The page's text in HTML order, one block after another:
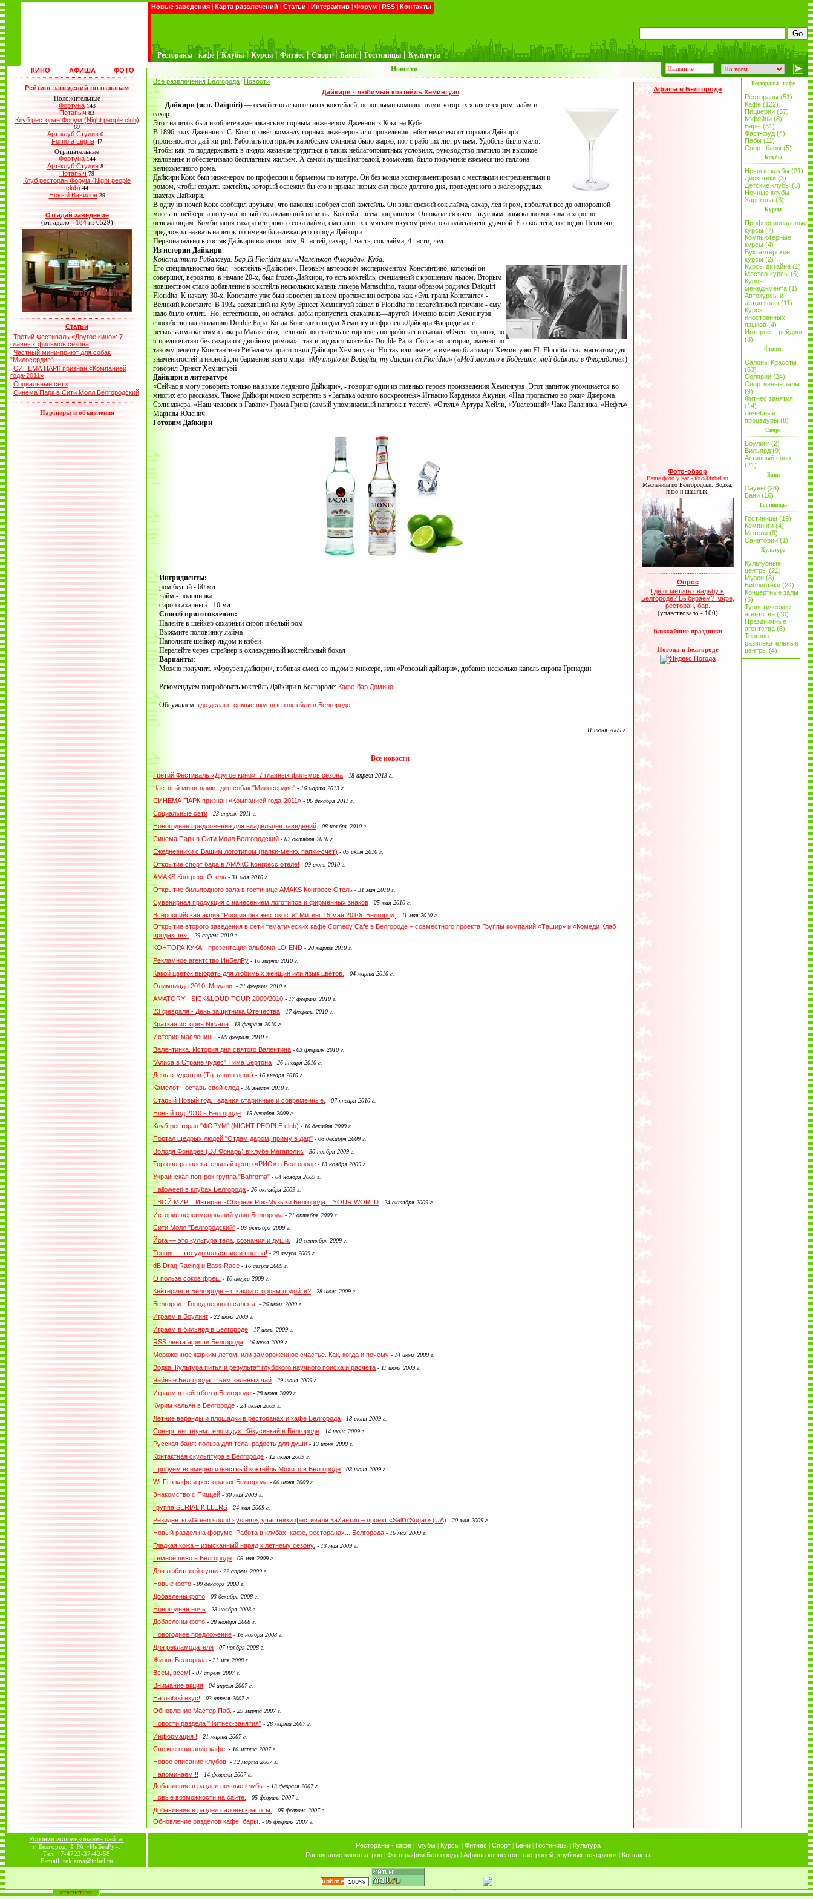
Новые заведения | Карта развлечений | Статьи | Интерактив | Форум | RSS | Контакты
Рестораны - кафе | Клубы | Курсы | Фитнес | Спорт | Бани | Гостиницы | Культура
КИНО АФИША ФОТО Новости
Рейтинг заведений по отзывам
Положительные
Фортуна 143
Потапыч 83
Клуб ресторан Форум (Night people club)
69
Арт-клуб Студия 61
Forno a Legna 47
Отрицательные
Фортуна 144
Арт-клуб Студия 81
Потапыч 79
Клуб ресторан Форум (Night people
club) 44
Новый Вавилон 39
Отгадай заведение
(отгадало - 184 из 6529)
Статьи
Третий Фестиваль «Другое кино»: 7
главных фильмов сезона
Частный мини-приют для собак
"Милосердие"
СИНЕМА ПАРК признан «Компанией
года-2011»
Социальные сети
Синема Парк в Сити Молл Белгородский
Партнеры и объявления
Все развлечения Белгорода / Новости
Дайкири - любимый коктейль Хемингуэя
Дайкири (исп. Daiquiri) — семейство алкогольных коктейлей, основными компонентами которых являются ром, лайм и
сахар.
Этот напиток был изобретен американским горным инженером Дженнингз Кокс на Кубе.
В 1896 году Дженнингс С. Кокс привел команду горных инженеров для проведения работ недалеко от городка Дайкири
(произносится дай-ки-ри). Работать под ярким карибским солнцем было жарко, пот с рабочих лил ручьем. Удобств было мало.
Чтобы как-то поддерживать в людях желание трудиться в таких неблагоприятных условиях, руководство платило им высокое
жалованье и обеспечивало бесплатным жильем. А самой лучшей наградой, возможно, было получение ежемесячно галлона
великолепного рома.
Дайкири Кокс был инженером по профессии и барменом по натуре. Он без конца экспериментировал с местными ингредиентами и
ромом, чтобы создать коктейль, который освежил бы его и придал новых сил после долгого дня, проведенного в железорудных
шахтах Дайкири.
В одну из ночей Кокс сообщил друзьям, что наконец изобрел свой коктейль. Он взял свежий сок лайма, сахар, лед и ром, взболтал все до однородной
массы в шейкере и получил новый охлаждающий напиток. Коктейль всем понравился. Он оказался очень вкусным, изысканно мягким и хорошо
освежающим. Комбинация сахара и терпкого сока лайма, смешанных с мягким вкусом рома, оказалась очень удачной. Его коллега, господин Пеглючи,
предложил назвать напиток по имени близлежащего города Дайкири.
Первоначально в состав Дайкири входили: ром, 9 частей; сахар, 1 часть; сок лайма, 4 части; лёд.
Из истории Дайкири
Константино Рибалагуа. Бар El Floridita или «Маленькая Флорида». Куба.
Его специальностью был - коктейль «Дайкири». Первым авторским экспериментом Константино, который он
совершил, вероятно, в начале 20-х, был frozen-Дайкири, то есть коктейль, смешанный с крошеным льдом. Вторым
новшеством стало добавление в коктейль нескольких капель ликера Maraschino, таким образом родился Daiquiri
Floridita. К началу 30-х, Константе уже был известен на всем протяжении острова как «Эль гранд Константе» -
Великий Константе. В 1932 заехавший на Кубу Эрнест Хемингуэй зашел в Floridita пo незатейливой причине - ему
надо было отлить. Но, естественно, он остался, дабы пропустить стаканчик—другой. Именно визит Хемингуэя
способствовал созданию Double Papa. Когда Константо подал Хемингуэю фрозен «Дайкири Флоридита» с
несколькими каплями ликера Maraschino, великий посетитель не торопясь попробовал и сказал: «Очень хорошо, но
я предпочитаю без сахара и с двойным ромом» - так и родился коктейль Double Papa. Согласно истории, именно по
такому рецепту Константино Рибалагуа приготовил Дайкири Хемингуэю. Но так или иначе, а именно благодаря Хемингуэю EL Floridita стал магнитом для
знаменитостей и иконой для барменов всего мира. «My mojito en Bodegita, my daiquiri en Floridita» («Мой мохито в Бодегите, мой дайкири в Флоридите»)
говорил Эрнест Хемингуэй
Дайкири в литературе
«Сейчас я могу говорить только на языке ледяного Дайкири», - говорит один из главных героев произведения Хемингуэя. Этот напиток упоминается во
многих его рассказах. Также Дайкири можно встретить в «Загадка одного воскресенья» Игнасио Карденаса Акуньи, «Над пропастью во ржи» Джерома
Сэлинджера, «Наш человек в Гаване» Грэма Грина (самый упоминаемый напиток в тексте), «Отель» Артура Хейли, «Уцелевший» Чака Паланика, «Нефть»
Марины Юденич
Готовим Дайкири
Ингридиенты:
ром белый - 60 мл
лайм - половинка
сироп сахарный - 10 мл
Способ приготовления:
Налейте в шейкер сахарный сироп и белый ром
Выжмите половинку лайма
Наполните шейкер льдом и взбей
Перелейте через стрейнер в охлажденный коктейльный бокал
Варианты:
Можно получить «Фроузен дайкири», взбивая смесь со льдом в миксере, или «Розовый дайкири», добавив несколько капель сиропа Гренадин.
Рекомендуем попробовать коктейль Дайкири в Белгороде: Кафе-бар Домино
Обсуждаем: где делают самые вкусные коктейли в Белгороде
11 июня 2009 г.
Все новости
Третий Фестиваль «Другое кино»: 7 главных фильмов сезона - 18 апреля 2013 г.
Частный мини-приют для собак "Милосердие" - 16 марта 2013 г.
СИНЕМА ПАРК признан «Компанией года-2011» - 06 декабря 2011 г.
Социальные сети - 23 апреля 2011 г.
Новогоднее предложение для владельцев заведений - 08 ноября 2010 г.
Синема Парк в Сити Молл Белгородский - 02 октября 2010 г.
Ежедневники с Вашим логотипом (папки-меню, папки-счет) - 05 июля 2010 г.
Открытие спорт бара в АМАКС Конгресс отеле! - 09 июня 2010 г.
AMAKS Конгресс Отель - 31 мая 2010 г.
Открытие бильярдного зала в гостинице AMAKS Конгресс Отель - 31 мая 2010 г.
Сувенирная продукция с нанесением логотипов и фирменных знаков - 25 мая 2010 г.
Всероссийская акция "Россия без жестокости" Митинг 15 мая 2010г. Белгород. - 11 мая 2010 г.
Открытие второго заведения в сети тематических кафе Comedy Cafe в Белгороде – совместного проекта Группы компаний «Ташир» и «Комеди Клаб
продакшн». - 29 апреля 2010 г.
КОНТОРА КУКА - презентация альбома LO-END - 20 марта 2010 г.
Рекламное агентство ИнБелРу - 10 марта 2010 г.
Какой цветок выбрать для любимых женщин или язык цветов. - 04 марта 2010 г.
Олимпиада 2010. Медали. - 21 февраля 2010 г.
AMATORY - SICK&LOUD TOUR 2009/2010 - 17 февраля 2010 г.
23 февраля - День защитника Отечества - 17 февраля 2010 г.
Краткая история Nirvana - 13 февраля 2010 г.
История масленицы - 09 февраля 2010 г.
Валентинка. История дня святого Валентина - 03 февраля 2010 г.
"Алиса в Стране чудес" Тима Бёртона - 26 января 2010 г.
День студентов (Татьянин день) - 16 января 2010 г.
Камелот - оставь свой след - 16 января 2010 г.
Старый Новый год. Гадания старинные и современные. - 07 января 2010 г.
Новый год 2010 в Белгороде - 15 декабря 2009 г.
Клуб-ресторан "ФОРУМ" (NIGHT PEOPLE club) - 10 декабря 2009 г.
Портал щедрых людей "Отдам даром, приму в дар" - 06 декабря 2009 г.
Володя Фонарев (DJ Фонарь) в клубе Мегаполис - 30 ноября 2009 г.
Торгово-развлекательный центр «РИО» в Белгороде - 13 ноября 2009 г.
Украинская поп-рок группа "Bahroma" - 04 ноября 2009 г.
Halloween в клубах Белгорода - 26 октября 2009 г.
ТВОЙ МИР :: Интернет-Сборник Рок-Музыки Белгорода :: YOUR WORLD - 24 октября 2009 г.
История переименований улиц Белгорода - 21 октября 2009 г.
Сити Молл "Белгородский" - 03 октября 2009 г.
Йога — это культура тела, сознания и души. - 10 сентября 2009 г.
Теннис – это удовольствие и польза! - 28 авгуса 2009 г.
dB Drag Racing и Bass Race - 16 авгуса 2009 г.
О пользе соков фреш - 10 авгуса 2009 г.
Кейтеринг в Белгороде – с какой стороны подойти? - 28 июля 2009 г.
Белгород - Город первого салюта! - 26 июля 2009 г.
Играем в Боулинг - 22 июля 2009 г.
Играем в бильярд в Белгороде - 17 июля 2009 г.
RSS лента афиши Белгорода - 16 июля 2009 г.
Мороженное жарким летом, или замороженное счастье. Как, когда и почему - 14 июля 2009 г.
Водка. Культура питья и результат глубокого научного поиска и расчета - 11 июля 2009 г.
Чайные Белгорода. Пьем зеленый чай - 29 июня 2009 г.
Играем в пейнтбол в Белгороде - 28 июня 2009 г.
Курим кальян в Белгороде - 24 июня 2009 г.
Летние веранды и площадки в ресторанах и кафе Белгорода - 18 июня 2009 г.
Совершенствуем тело и дух. Кёкусинкай в Белгороде - 14 июня 2009 г.
Русская баня: польза для тела, радость для души - 13 июня 2009 г.
Контактная скульптура в Белгороде - 12 июня 2009 г.
Пробуем всемирно известный коктейль Мохито в Белгороде - 08 июня 2009 г.
Wi-Fi в кафе и ресторанах Белгорода - 06 июня 2009 г.
Знакомство с Пиццей - 30 мая 2009 г.
Группа SERIAL KILLERS - 24 мая 2009 г.
Резиденты «Green sound system», участники фестиваля КаZантип – проект «Salt'n'Sugar» (UA) - 20 мая 2009 г.
Новый раздел на форуме. Работа в клубах, кафе, ресторанах... Белгорода - 16 мая 2009 г.
Гладкая кожа – изысканный наряд к летнему сезону. - 13 мая 2009 г.
Темное пиво в Белгороде - 06 мая 2009 г.
Для любителей суши - 22 апреля 2009 г.
Новые фото - 09 декабря 2008 г.
Добавлены фото - 03 декабря 2008 г.
Новогодняя ночь - 28 ноября 2008 г.
Добавлены фото - 28 ноября 2008 г.
Новогоднее предложение - 16 ноября 2008 г.
Для рекламодателя - 07 ноября 2008 г.
Жизнь Белгорода - 21 мая 2008 г.
Всем, всем! - 07 апреля 2007 г.
Внимание акция - 04 апреля 2007 г.
На любой вкус! - 03 апреля 2007 г.
Обновление Мастер Паб. - 29 марта 2007 г.
Новости раздела "Фитнес-занятия" - 28 марта 2007 г.
Информация ! - 21 марта 2007 г.
Свежее описание кафе. - 16 марта 2007 г.
Новое описание клубов. - 12 марта 2007 г.
Напоминаем!!! - 14 февраля 2007 г.
Добавление в раздел ночные клубы. - 13 февраля 2007 г.
Новые возможности на сайте. - 05 февраля 2007 г.
Добавление в раздел салоны красоты. - 05 февраля 2007 г.
Обновление разделов кафе, бары. - 05 февраля 2007 г.
Афиша в Белгороде
Фото-обзор
Ваше фото у нас - foto@inbel.ru
Масленица по Белгородски. Водка,
пиво и шашлык.
Опрос
Где отметить свадьбу в
Белгороде? Выбираем? Кафе,
ресторан, бар.
(учавствовало - 100)
Ближайшие праздники
Погода в Белгороде
Рестораны - кафе
Рестораны (51)
Кафе (122)
Пиццерии (37)
Кофейни (8)
Бары (51)
Фаст-фуд (4)
Пабы (11)
Спорт-бары (5)
Клубы
Ночные клубы (21)
Дискотеки (3)
Детские клубы (3)
Ночные клубы
Харькова (3)
Курсы
Профессиональные
курсы (7)
Компьютерные
курсы (4)
Бухгалтерские
курсы (2)
Курсы дизайна (1)
Мастер-курсы (5)
Курсы
менеджмента (1)
Автокурсы и
автошколы (11)
Курсы
иностранных
языков (4)
Интернет трейдинг
(3)
Фитнес
Салоны Красоты
(63)
Солярии (24)
Спортивные залы
(9)
Фитнес занятия
(14)
Лечебные
процедуры (8)
Спорт
Боулинг (2)
Бильярд (9)
Активный спорт
(21)
Бани
Сауны (28)
Бани (16)
Гостиницы
Гостиницы (19)
Кемпинги (4)
Мотели (9)
Санатории (1)
Культура
Культурные
центры (21)
Музеи (8)
Библиотеки (24)
Концертные залы
(5)
Туристические
агентства (40)
Праздничные
агентства (6)
Торгово-
развлекательные
центры (4)
Условия использования сайта.
г. Белгород, © РА «ИнБелРу».
Тел. +7-4722-37-42-58
E-mail: reklama@inbel.ru
Рестораны - кафе| Клубы| Курсы| Фитнес | Спорт| Бани| Гостиницы| Культура
Расписание кинотеатров | Фотографии Белгорода | Афиша концертов, гастролей, клубных вечеринок | Контакты
статистика